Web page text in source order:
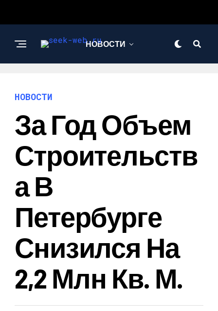
НОВОСТИ
НОВОСТИ
За Год Объем
Строительств
А В
Петербурге
Снизился На
2,2 Млн Кв. М.